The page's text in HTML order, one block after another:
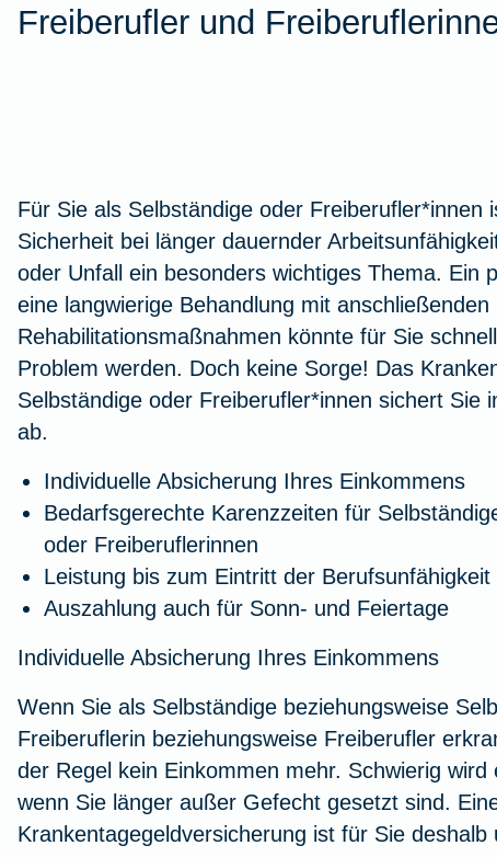
Freiberufler und
Für Sie als Selbständige oder Freiberufler*innen
Sicherheit bei länger dauernder
oder Unfall ein besonders wichtiges Thema. Ein
eine langwierige Behandlung mit anschließenden
Rehabilitationsmaßnahmen könnte für Sie
Problem werden. Doch keine Sorge! Das
Selbständige oder Freiberufler*innen sichert Sie
ab.
Individuelle Absicherung Ihres Einkommens
Bedarfsgerechte Karenzzeiten für
oder Freiberuflerinnen
Leistung bis zum Eintritt der Berufsunfähigkeit
Auszahlung auch für Sonn- und Feiertage
Individuelle Absicherung Ihres Einkommens
Wenn Sie als Selbständige beziehungsweise
Freiberuflerin beziehungsweise Freiberufler
der Regel kein Einkommen mehr. Schwierig wird
wenn Sie länger außer Gefecht gesetzt sind.
Krankentagegeldversicherung ist für Sie deshalb